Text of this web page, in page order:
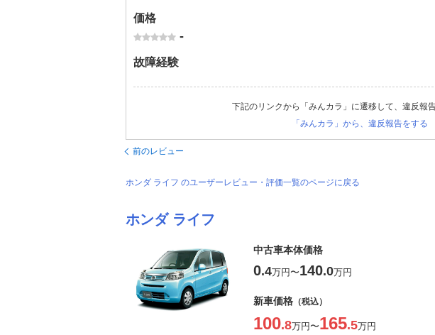
価格
-
故障経験
下記のリンクから「みんカラ」に遷移して、違反報告
「みんカラ」から、違反報告をする
前のレビュー
ホンダ ライフ のユーザーレビュー・評価一覧のページに戻る
ホンダ ライフ
中古車本体価格
0.4万円〜140.0万円
新車価格 （税込）
100.8万円〜165.5万円